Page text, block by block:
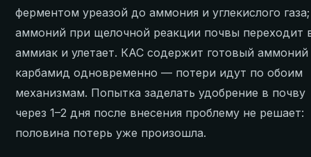
ферментом уреазой до аммония и углекислого газа;
аммоний при щелочной реакции почвы переходит
аммиак и улетает. КАС содержит готовый аммоний
карбамид одновременно — потери идут по обоим
механизмам. Попытка заделать удобрение в почву
через 1–2 дня после внесения проблему не решает:
половина потерь уже произошла.